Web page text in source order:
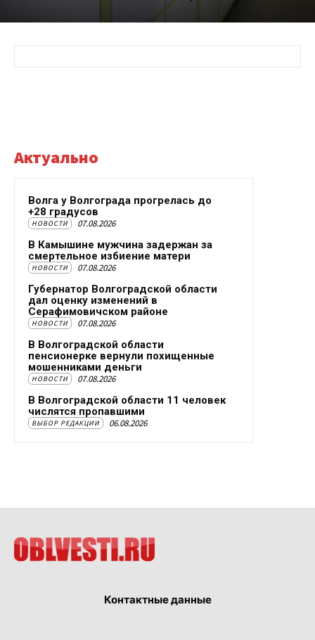
Актуально
Волга у Волгограда прогрелась до
+28 градусов
НОВОСТИ 07.08.2026
В Камышине мужчина задержан за
смертельное избиение матери
НОВОСТИ 07.08.2026
Губернатор Волгоградской области
дал оценку изменений в
Серафимовичском районе
НОВОСТИ 07.08.2026
В Волгоградской области
пенсионерке вернули похищенные
мошенниками деньги
НОВОСТИ 07.08.2026
В Волгоградской области 11 человек
числятся пропавшими
ВЫБОР РЕДАКЦИИ 06.08.2026
Контактные данные